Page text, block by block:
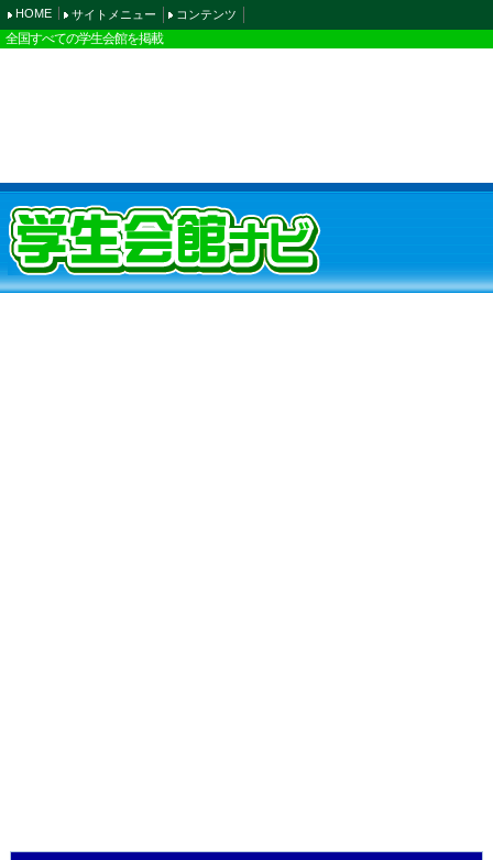
HOME サイトメニュー コンテンツ
全国すべての学生会館を掲載